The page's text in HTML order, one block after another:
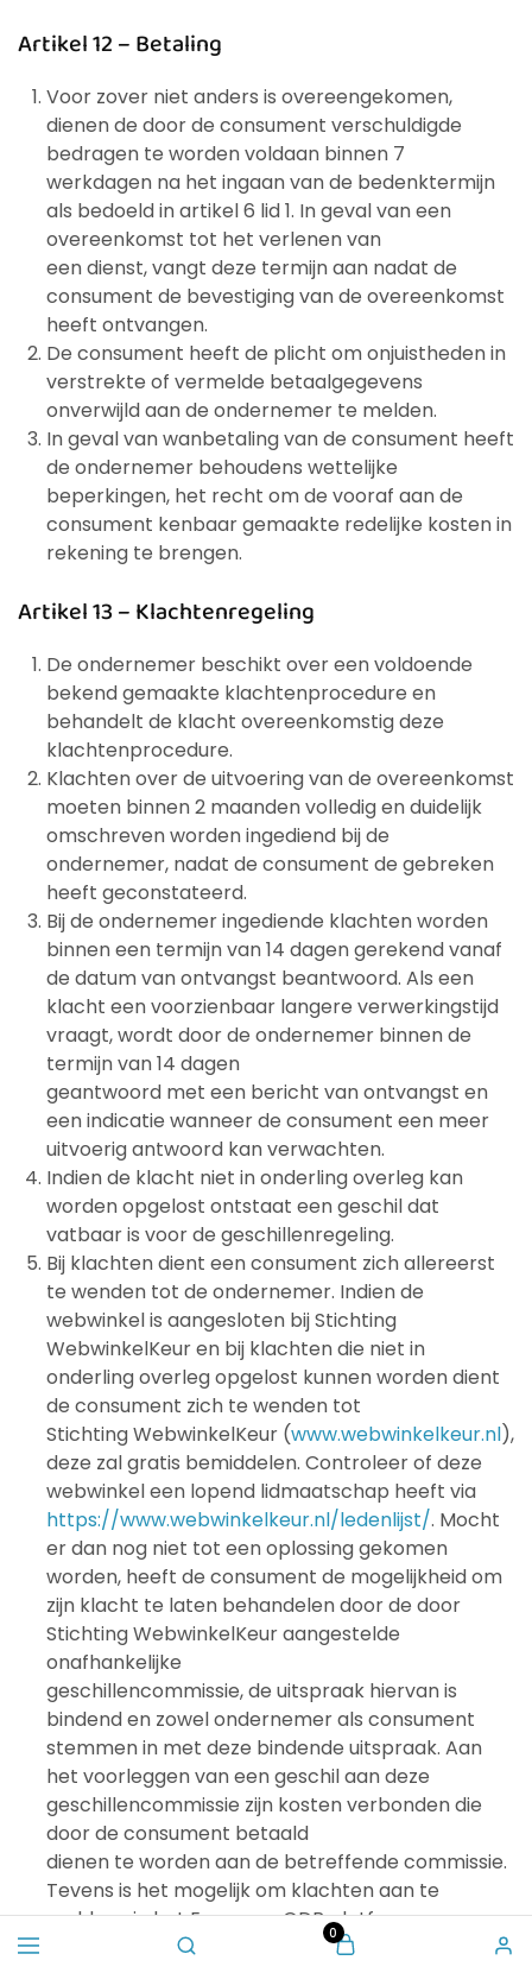
Artikel 12 – Betaling
Voor zover niet anders is overeengekomen,
dienen de door de consument verschuldigde
bedragen te worden voldaan binnen 7
werkdagen na het ingaan van de bedenktermijn
als bedoeld in artikel 6 lid 1. In geval van een
overeenkomst tot het verlenen van
een dienst, vangt deze termijn aan nadat de
consument de bevestiging van de overeenkomst
heeft ontvangen.
De consument heeft de plicht om onjuistheden in
verstrekte of vermelde betaalgegevens
onverwijld aan de ondernemer te melden.
In geval van wanbetaling van de consument heeft
de ondernemer behoudens wettelijke
beperkingen, het recht om de vooraf aan de
consument kenbaar gemaakte redelijke kosten in
rekening te brengen.
Artikel 13 – Klachtenregeling
De ondernemer beschikt over een voldoende
bekend gemaakte klachtenprocedure en
behandelt de klacht overeenkomstig deze
klachtenprocedure.
Klachten over de uitvoering van de overeenkomst
moeten binnen 2 maanden volledig en duidelijk
omschreven worden ingediend bij de
ondernemer, nadat de consument de gebreken
heeft geconstateerd.
Bij de ondernemer ingediende klachten worden
binnen een termijn van 14 dagen gerekend vanaf
de datum van ontvangst beantwoord. Als een
klacht een voorzienbaar langere verwerkingstijd
vraagt, wordt door de ondernemer binnen de
termijn van 14 dagen
geantwoord met een bericht van ontvangst en
een indicatie wanneer de consument een meer
uitvoerig antwoord kan verwachten.
Indien de klacht niet in onderling overleg kan
worden opgelost ontstaat een geschil dat
vatbaar is voor de geschillenregeling.
Bij klachten dient een consument zich allereerst
te wenden tot de ondernemer. Indien de
webwinkel is aangesloten bij Stichting
WebwinkelKeur en bij klachten die niet in
onderling overleg opgelost kunnen worden dient
de consument zich te wenden tot
Stichting WebwinkelKeur (www.webwinkelkeur.nl),
deze zal gratis bemiddelen. Controleer of deze
webwinkel een lopend lidmaatschap heeft via
https://www.webwinkelkeur.nl/ledenlijst/. Mocht
er dan nog niet tot een oplossing gekomen
worden, heeft de consument de mogelijkheid om
zijn klacht te laten behandelen door de door
Stichting WebwinkelKeur aangestelde
onafhankelijke
geschillencommissie, de uitspraak hiervan is
bindend en zowel ondernemer als consument
stemmen in met deze bindende uitspraak. Aan
het voorleggen van een geschil aan deze
geschillencommissie zijn kosten verbonden die
door de consument betaald
dienen te worden aan de betreffende commissie.
Tevens is het mogelijk om klachten aan te
melden via het Europees ODR platform
http://ec.europa.eu/odr
0